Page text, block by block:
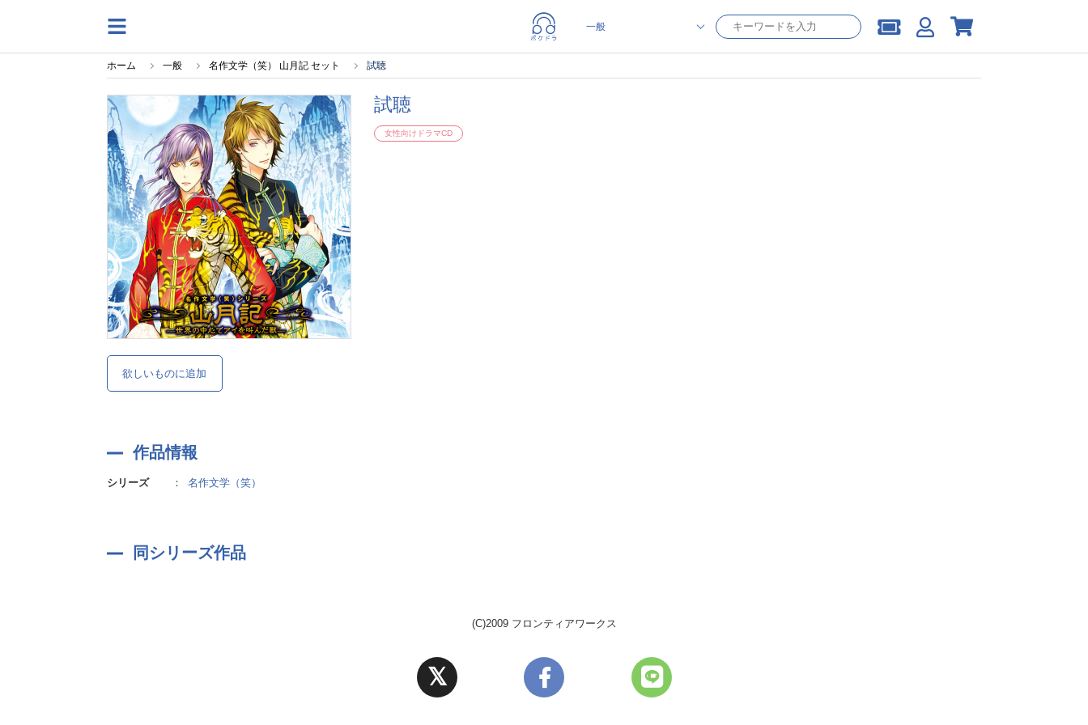
ホーム 一般 名作文学（笑） 山月記 セット 試聴
欲しいものに追加
試聴
女性向けドラマCD
作品情報
シリーズ ： 名作文学（笑）
同シリーズ作品
(C)2009 フロンティアワークス